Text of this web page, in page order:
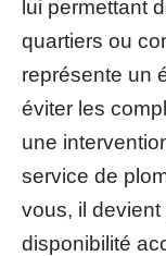
lui permettant
quartiers ou
représente un
éviter les
une
service de
vous, il devient
disponibilité